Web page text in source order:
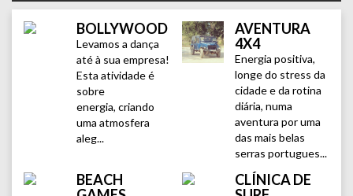
BOLLYWOOD
Levamos a dança
até à sua empresa!
Esta atividade é
sobre
energia, criando
uma atmosfera
aleg...
AVENTURA
4X4
Energia positiva,
longe do stress da
cidade e da rotina
diária, numa
aventura por uma
das mais belas
serras portugues...
BEACH
CLÍNICA DE